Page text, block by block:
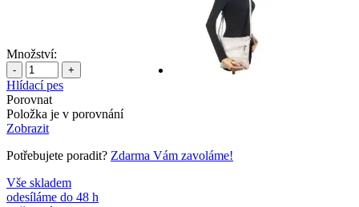
Množství:
- +
Hlídací pes
Porovnat
Položka je v porovnání
Zobrazit
Potřebujete poradit? Zdarma Vám zavoláme!
Vše skladem
odesíláme do 48 h